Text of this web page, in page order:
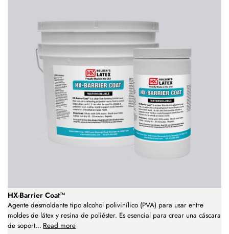
HX-Barrier Coat™
Agente desmoldante tipo alcohol polivinílico (PVA) para usar entre
moldes de látex y resina de poliéster. Es esencial para crear una cáscara
de soport... Read more